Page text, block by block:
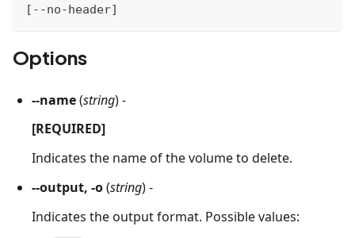
[ --no-header]
Options
--name(string) -
[REQUIRED]
Indicates the name of the volume to delete.
--output, -o(string) -
Indicates the output format. Possible values: